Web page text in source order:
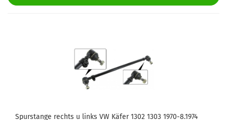
Spurstange rechts u links VW Käfer 1302 1303 1970-8.1974